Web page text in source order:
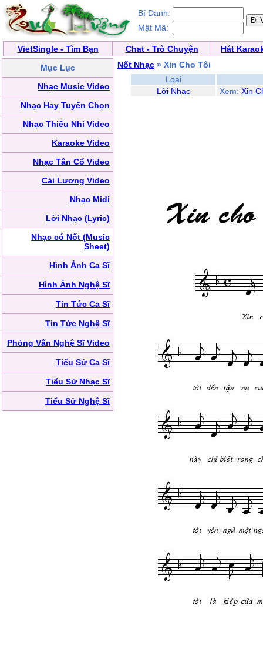
Bí Danh:
Mật Mã:
VietSingle - Tìm Bạn Chat - Trò Chuyện
Hát
Mục Lục
Nhạc Music Video
Nhạc Hay Tuyển Chọn
Nhạc Thiếu Nhi Video
Karaoke Video
Nhạc Tân Cổ Video
Cải Lương Video
Nhạc Midi
Lời Nhạc (Lyric)
Nhạc có Nốt (Music
Sheet)
Hình Ảnh Ca Sĩ
Hình Ảnh Nghệ Sĩ
Tin Tức Ca Sĩ
Tin Tức Nghệ Sĩ
Phỏng Vấn Nghệ Sĩ Video
Tiểu Sử Ca Sĩ
Tiểu Sử Nhạc Sĩ
Tiểu Sử Nghệ Sĩ
Nốt Nhạc » Xin Cho Tôi
Loại
Lời Nhạc
Xem: Xin